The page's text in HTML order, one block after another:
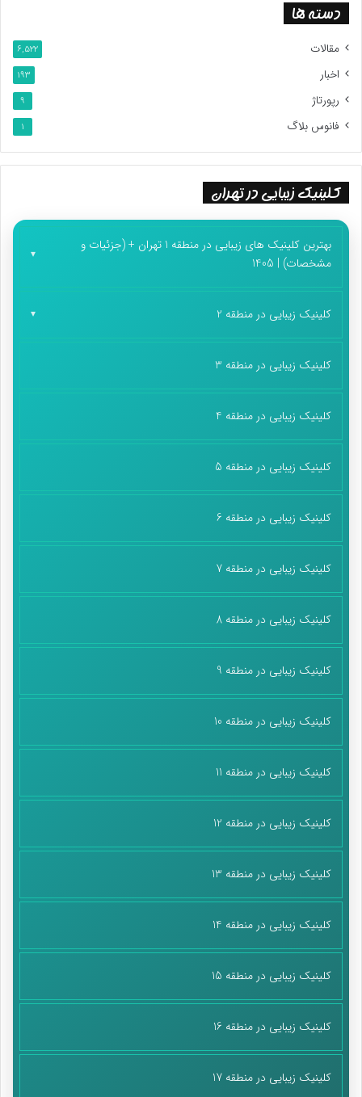
دسته ها
مقالات 6,522
اخبار 193
رپورتاژ 9
فانوس بلاگ 1
کلینیک زیبایی در تهران
بهترین کلینیک های زیبایی در منطقه 1 تهران + (جزئیات و
مشخصات) | 1405
کلینیک زیبایی در منطقه 2
کلینیک زیبایی در منطقه 3
کلینیک زیبایی در منطقه 4
کلینیک زیبایی در منطقه 5
کلینیک زیبایی در منطقه 6
کلینیک زیبایی در منطقه 7
کلینیک زیبایی در منطقه 8
کلینیک زیبایی در منطقه 9
کلینیک زیبایی در منطقه 10
کلینیک زیبایی در منطقه 11
کلینیک زیبایی در منطقه 12
کلینیک زیبایی در منطقه 13
کلینیک زیبایی در منطقه 14
کلینیک زیبایی در منطقه 15
کلینیک زیبایی در منطقه 16
کلینیک زیبایی در منطقه 17